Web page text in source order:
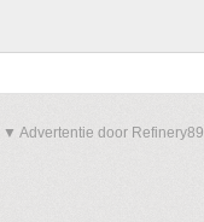
▼ Advertentie door Refinery89